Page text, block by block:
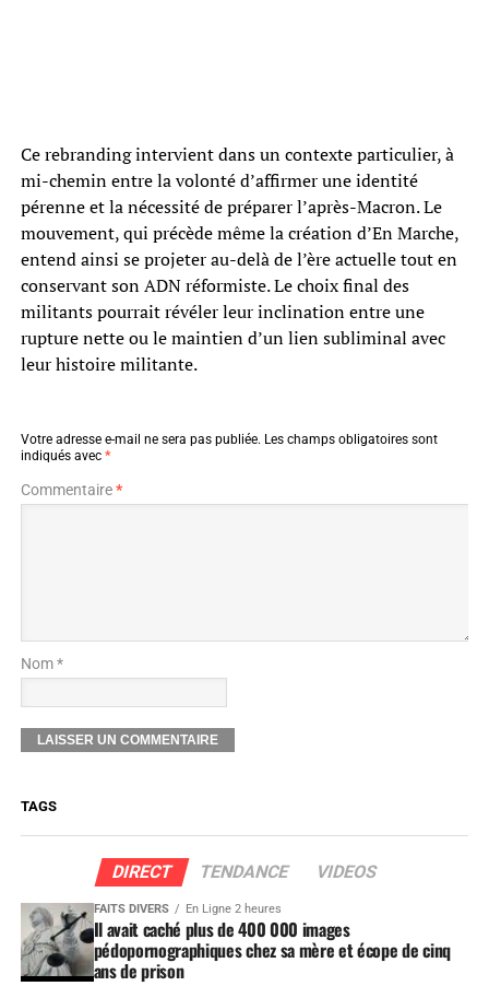
Ce rebranding intervient dans un contexte particulier, à
mi-chemin entre la volonté d’affirmer une identité
pérenne et la nécessité de préparer l’après-Macron. Le
mouvement, qui précède même la création d’En Marche,
entend ainsi se projeter au-delà de l’ère actuelle tout en
conservant son ADN réformiste. Le choix final des
militants pourrait révéler leur inclination entre une
rupture nette ou le maintien d’un lien subliminal avec
leur histoire militante.
Votre adresse e-mail ne sera pas publiée. Les champs obligatoires sont
indiqués avec *
Commentaire*
Nom *
TAGS
DIRECT TENDANCE VIDEOS
FAITS DIVERS En Ligne 2 heures
Il avait caché plus de 400 000 images
pédopornographiques chez sa mère et écope de cinq
ans de prison